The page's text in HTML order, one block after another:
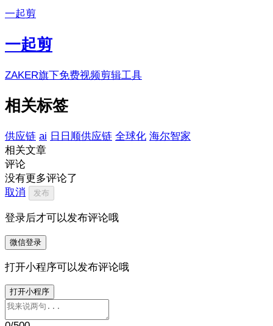
一起剪
一起剪
ZAKER旗下免费视频剪辑工具
相关标签
供应链 ai 日日顺供应链 全球化 海尔智家
相关文章
评论
没有更多评论了
取消
发布
登录后才可以发布评论哦
微信登录
打开小程序可以发布评论哦
打开小程序